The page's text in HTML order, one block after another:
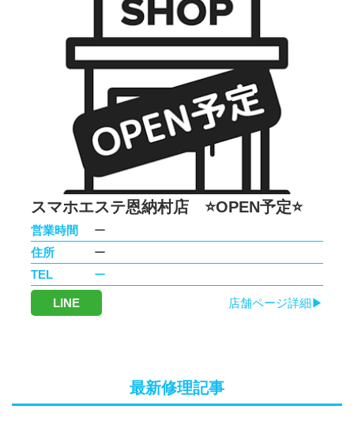
スマホエステ恩納村店 ⭐️OPEN予定⭐️
営業時間
ー
住所
ー
TEL
ー
LINE 店舗ページ詳細▶
最新修理記事